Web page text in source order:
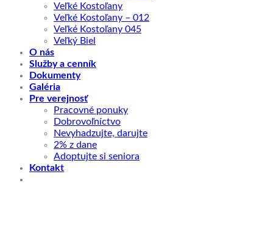
Veľké Kostoľany
Veľké Kostoľany – 012
Veľké Kostoľany 045
Veľký Biel
O nás
Služby a cenník
Dokumenty
Galéria
Pre verejnosť
Pracovné ponuky
Dobrovoľníctvo
Nevyhadzujte, darujte
2% z dane
Adoptujte si seniora
Kontakt